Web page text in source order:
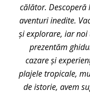
călător. Descoperă
aventuri inedite.
și explorare, iar
prezentăm
cazare și
plajele tropicale,
de istorie, avem